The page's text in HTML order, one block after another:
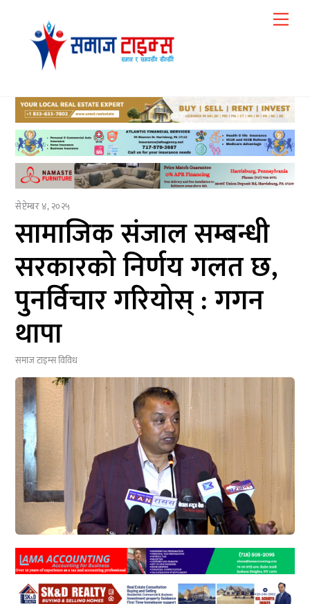
content
सेप्टेम्बर ४, २०२५
सामाजिक संजाल सम्बन्धी
सरकारको निर्णय गलत छ,
पुनर्विचार गरियोस् : गगन
थापा
समाज टाइम्सविविध